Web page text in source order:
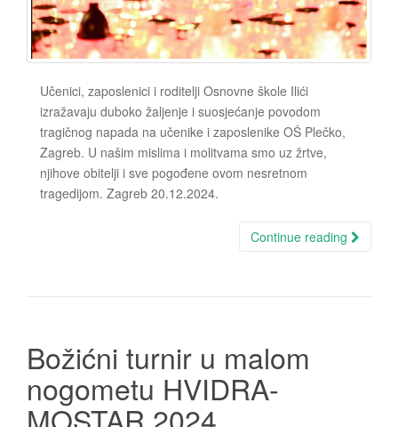
Učenici, zaposlenici i roditelji Osnovne škole Ilići
izražavaju duboko žaljenje i suosjećanje povodom
tragičnog napada na učenike i zaposlenike OŠ Plečko,
Zagreb. U našim mislima i molitvama smo uz žrtve,
njihove obitelji i sve pogođene ovom nesretnom
tragedijom. Zagreb 20.12.2024.
Continue reading
Božićni turnir u malom
nogometu HVIDRA-